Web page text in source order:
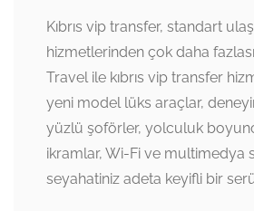
Kıbrıs vip transfer, standart
hizmetlerinden çok daha
Travel ile kıbrıs vip transfer
yeni model lüks araçlar,
yüzlü şoförler, yolculuk
ikramlar, Wi-Fi ve multimedya
seyahatiniz adeta keyifli bir